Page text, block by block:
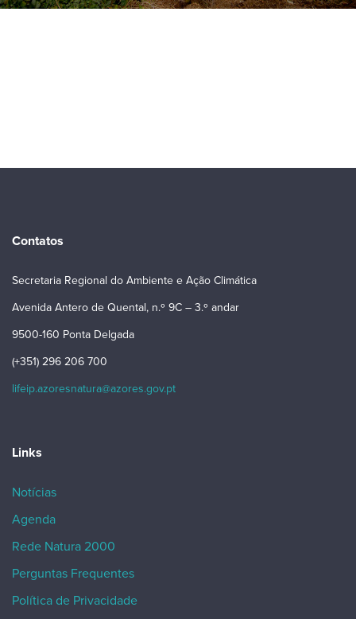
Contatos
Secretaria Regional do Ambiente e Ação Climática
Avenida Antero de Quental, n.º 9C – 3.º andar
9500-160 Ponta Delgada
(+351) 296 206 700
lifeip.azoresnatura@azores.gov.pt
Links
Notícias
Agenda
Rede Natura 2000
Perguntas Frequentes
Política de Privacidade